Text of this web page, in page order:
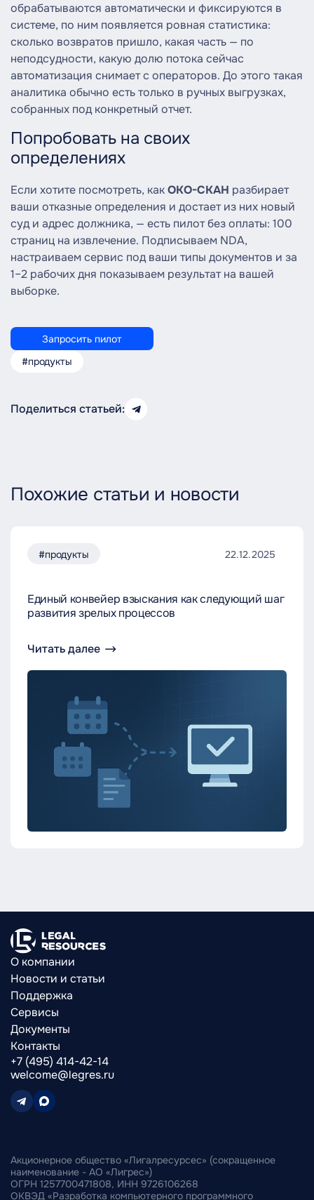
обрабатываются автоматически и фиксируются в
системе, по ним появляется ровная статистика:
сколько возвратов пришло, какая часть — по
неподсудности, какую долю потока сейчас
автоматизация снимает с операторов. До этого такая
аналитика обычно есть только в ручных выгрузках,
собранных под конкретный отчет.
Попробовать на своих
определениях
Если хотите посмотреть, какОКО-СКАН разбирает
ваши отказные определения и достает из них новый
суд и адрес должника, — есть пилот без оплаты: 100
страниц на извлечение. Подписываем NDA,
настраиваем сервис под ваши типы документов и за
1–2 рабочих дня показываем результат на вашей
выборке.
Запросить пилот
#продукты
Поделиться статьей:
Похожие статьи и новости
#продукты 22.12.2025
Единый конвейер взыскания как следующий шаг
развития зрелых процессов
Читать далее
О компании
Новости и статьи
Поддержка
Сервисы
Документы
Контакты
+7 (495) 414-42-14
welcome@legres.ru
Акционерное общество «Лигалресурсес» (сокращенное
наименование - АО «Лигрес»)
ОГРН 1257700471808, ИНН 9726106268
ОКВЭД «Разработка компьютерного программного